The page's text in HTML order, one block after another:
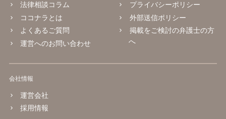
法律相談コラム
ココナラとは
よくあるご質問
運営へのお問い合わせ
プライバシーポリシー
外部送信ポリシー
掲載をご検討の弁護士の方
へ
会社情報
運営会社
採用情報